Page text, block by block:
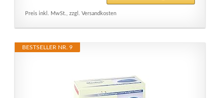
Preis inkl. MwSt., zzgl. Versandkosten
BESTSELLER NR. 9